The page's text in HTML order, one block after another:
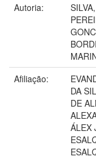
Autoria:
Afiliação:
DA
DE
ÁLEX